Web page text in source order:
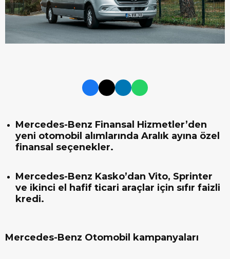
Mercedes-Benz Finansal Hizmetler’den
yeni otomobil alımlarında Aralık ayına özel
finansal seçenekler.
Mercedes-Benz Kasko’dan Vito, Sprinter
ve ikinci el hafif ticari araçlar için sıfır faizli
kredi.
Mercedes-Benz Otomobil kampanyaları